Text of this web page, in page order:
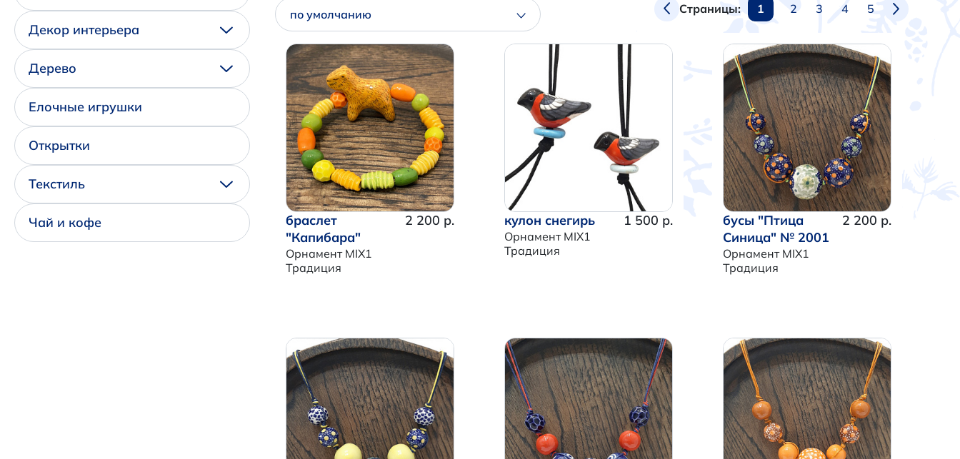
Декор интерьера
Дерево
Елочные игрушки
Открытки
Текстиль
Чай и кофе
по умолчанию Страницы: 1 2 3 4 5
браслет
"Капибара"
Орнамент MIX1
Традиция
2 200 р. кулон снегирь
Орнамент MIX1
Традиция
1 500 р.
бусы "Птица
Синица" № 2001
Орнамент MIX1
Традиция
2 200 р.